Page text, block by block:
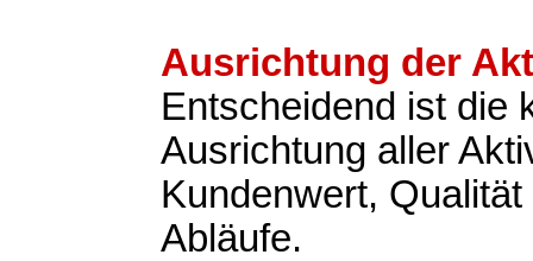
Ausrichtung der
Entscheidend ist die
Ausrichtung aller
Kundenwert,
Abläufe.